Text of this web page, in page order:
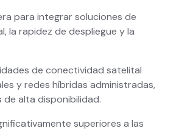
para integrar soluciones de
la rapidez de despliegue y la
de conectividad satelital
y redes híbridas administradas,
alta disponibilidad.
superiores a las